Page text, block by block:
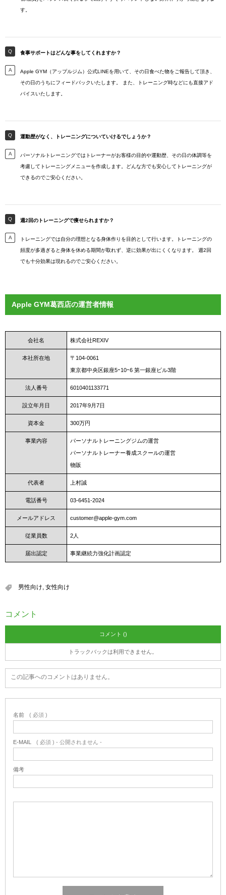
す。
食事サポートはどんな事をしてくれますか？
Apple GYM（アップルジム）公式LINEを用いて、その日食べた物をご報告して頂き、
その日のうちにフィードバックいたします。 また、トレーニング時などにも直接アド
バイスいたします。
運動歴がなく、トレーニングについていけるでしょうか？
パーソナルトレーニングではトレーナーがお客様の目的や運動歴、その日の体調等を
考慮してトレーニングメニューを作成します。どんな方でも安心してトレーニングが
できるのでご安心ください。
週2回のトレーニングで痩せられますか？
トレーニングでは自分の理想となる身体作りを目的として行います。トレーニングの
頻度が多過ぎると身体を休める期間が取れず、逆に効果が出にくくなります。 週2回
でも十分効果は現れるのでご安心ください。
Apple GYM葛西店の運営者情報
会社名 株式会社REXIV
本社所在地
〒104-0061
東京都中央区銀座5ｰ10ｰ6 第一銀座ビル3階
法人番号 6010401133771
設立年月日 2017年9月7日
資本金 300万円
事業内容
パーソナルトレーニングジムの運営
パーソナルトレーナー養成スクールの運営
物販
代表者 上村誠
電話番号 03-6451-2024
メールアドレス customer@apple-gym.com
従業員数 2人
届出認定 事業継続力強化計画認定
男性向け, 女性向け
コメント
コメント ()
トラックバックは利用できません。
この記事へのコメントはありません。
名前 ( 必須 )
E-MAIL ( 必須 ) - 公開されません -
備考